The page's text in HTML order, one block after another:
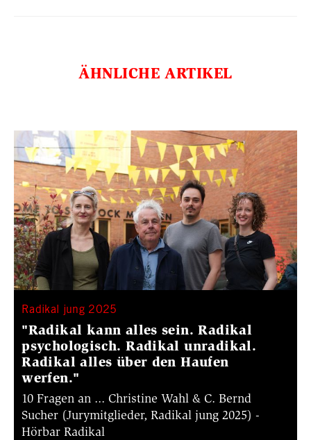
ÄHNLICHE ARTIKEL
Radikal jung 2025
"Radikal kann alles sein. Radikal
psychologisch. Radikal unradikal.
Radikal alles über den Haufen
werfen."
10 Fragen an ... Christine Wahl & C. Bernd
Sucher (Jurymitglieder, Radikal jung 2025) -
Hörbar Radikal